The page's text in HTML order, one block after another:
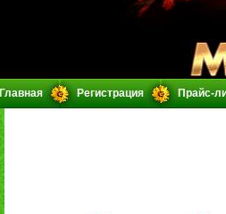
Главная Регистрация Прайс-